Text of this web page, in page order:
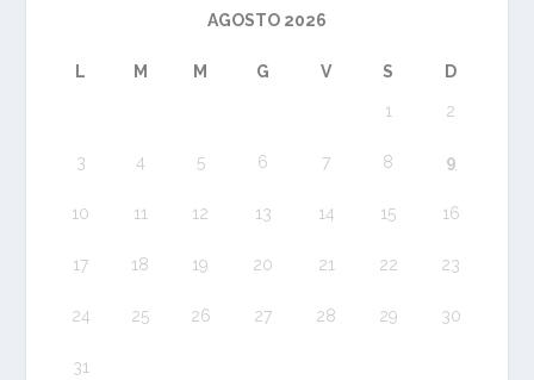
AGOSTO 2026
L M M G V S D
1 2
3 4 5 6 7 8 9
10 11 12 13 14 15 16
17 18 19 20 21 22 23
24 25 26 27 28 29 30
31